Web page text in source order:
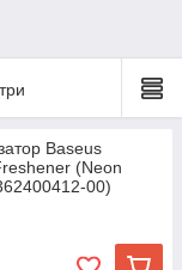
Baseus
(Neon
00)